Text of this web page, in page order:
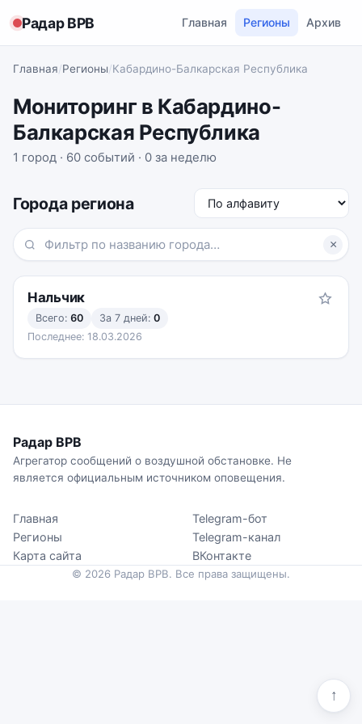
Радар ВРВ Главная Регионы Архив
Главная/Регионы/Кабардино-Балкарская Республика
Мониторинг в Кабардино-
Балкарская Республика
1 город · 60 событий · 0 за неделю
Города региона Сортировка
×
Нальчик
Всего: 60 За 7 дней: 0
Последнее: 18.03.2026
↑
Радар ВРВ
Агрегатор сообщений о воздушной обстановке. Не
является официальным источником оповещения.
Главная
Регионы
Карта сайта
Telegram-бот
Telegram-канал
ВКонтакте
© 2026 Радар ВРВ. Все права защищены.